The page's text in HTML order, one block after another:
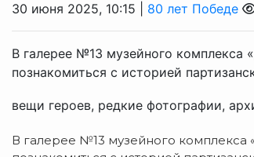
30 июня 2025, 10:15 | 80 лет Победе
В галерее №13 музейного комплекса
познакомиться с историей
вещи героев, редкие фотографии,
В галерее №13 музейного комплекса